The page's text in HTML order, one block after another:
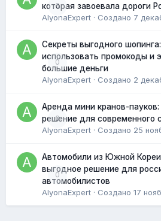
0
которая завоевала дороги
AlyonaExpert · Создано 7
0
Секреты выгодного
использовать промокоды и
большие деньги
AlyonaExpert · Создано 2
0
Аренда мини кранов-
решение для современного
AlyonaExpert · Создано 25
0
Автомобили из Южной
выгодное решение для
автомобилистов
AlyonaExpert · Создано 17